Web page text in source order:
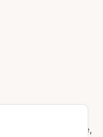
moderne, active,